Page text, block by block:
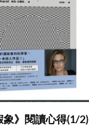
象》閱讀心得(1/2)